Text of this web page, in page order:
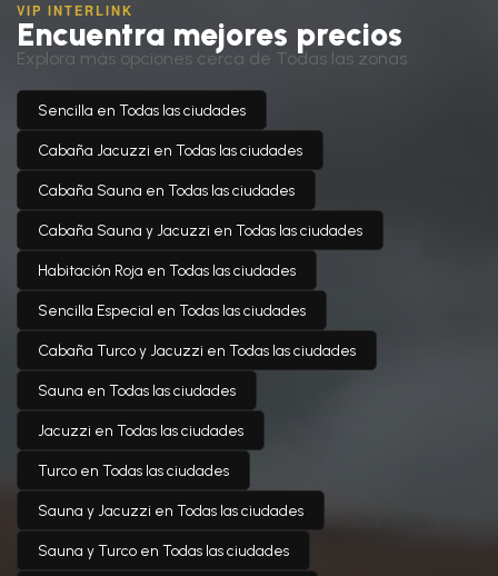
VIP INTERLINK
Encuentra mejores precios
Explora más opciones cerca de Todas las zonas
Sencilla en Todas las ciudades
Cabaña Jacuzzi en Todas las ciudades
Cabaña Sauna en Todas las ciudades
Cabaña Sauna y Jacuzzi en Todas las ciudades
Habitación Roja en Todas las ciudades
Sencilla Especial en Todas las ciudades
Cabaña Turco y Jacuzzi en Todas las ciudades
Sauna en Todas las ciudades
Jacuzzi en Todas las ciudades
Turco en Todas las ciudades
Sauna y Jacuzzi en Todas las ciudades
Sauna y Turco en Todas las ciudades